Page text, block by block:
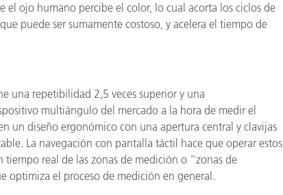
el ojo humano percibe el color, lo cual acorta los ciclos de
puede ser sumamente costoso, y acelera el tiempo de
una repetibilidad 2,5 veces superior y una
multiángulo del mercado a la hora de medir el
un diseño ergonómico con una apertura central y clavijas
La navegación con pantalla táctil hace que operar estos
real de las zonas de medición o “zonas de
optimiza el proceso de medición en general.